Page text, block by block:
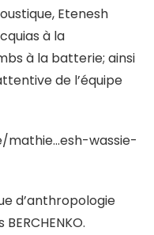
Etenesh
à la
à la batterie; ainsi
de l’équipe
mathie…esh-wassie-
d’anthropologie